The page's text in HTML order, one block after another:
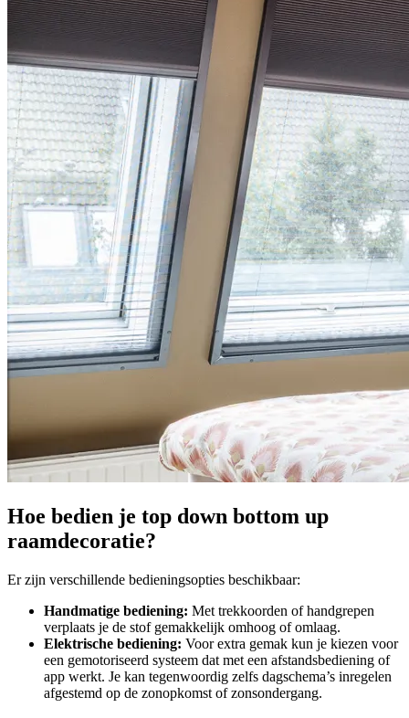
Hoe bedien je top down bottom up
raamdecoratie?
Er zijn verschillende bedieningsopties beschikbaar:
Handmatige bediening: Met trekkoorden of handgrepen
verplaats je de stof gemakkelijk omhoog of omlaag.
Elektrische bediening: Voor extra gemak kun je kiezen voor
een gemotoriseerd systeem dat met een afstandsbediening of
app werkt. Je kan tegenwoordig zelfs dagschema’s inregelen
afgestemd op de zonopkomst of zonsondergang.